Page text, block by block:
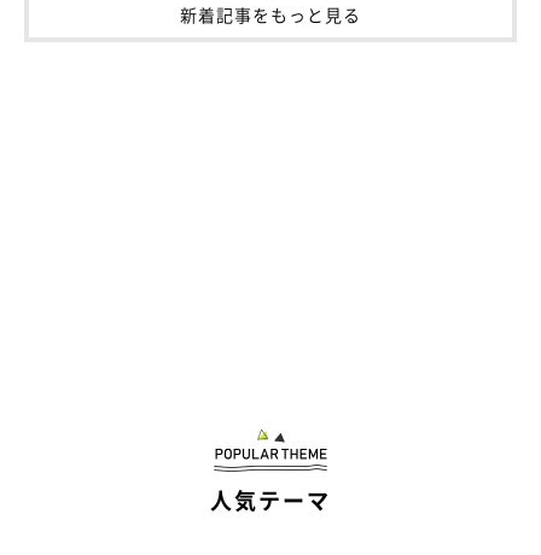
新着記事をもっと見る
人気テーマ